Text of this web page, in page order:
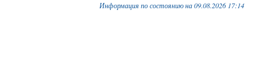
Информация по состоянию на 09.08.2026 17:14